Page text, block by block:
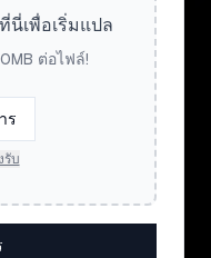
เพื่อเริ่มแปล
ต่อไฟล์!
ร
รับ